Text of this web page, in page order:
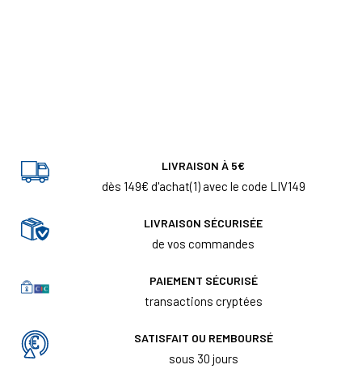
LIVRAISON À 5€
dès 149€ d'achat(1) avec le code LIV149
LIVRAISON SÉCURISÉE
de vos commandes
PAIEMENT SÉCURISÉ
transactions cryptées
SATISFAIT OU REMBOURSÉ
sous 30 jours